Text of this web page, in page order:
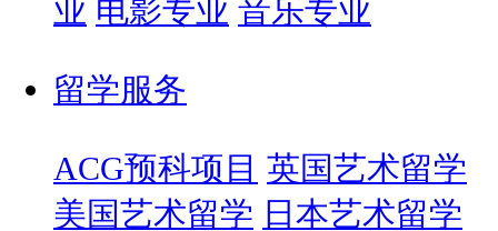
业 电影专业 音乐专业
留学服务
ACG预科项目 英国艺术留学
美国艺术留学 日本艺术留学